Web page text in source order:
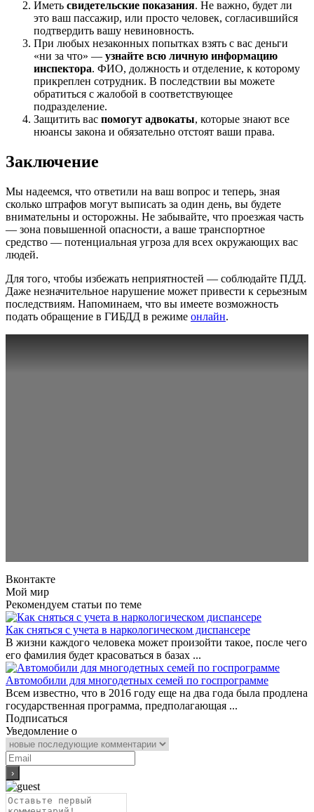
Иметь свидетельские показания. Не важно, будет ли
это ваш пассажир, или просто человек, согласившийся
подтвердить вашу невиновность.
При любых незаконных попытках взять с вас деньги
«ни за что» — узнайте всю личную информацию
инспектора. ФИО, должность и отделение, к которому
прикреплен сотрудник. В последствии вы можете
обратиться с жалобой в соответствующее
подразделение.
Защитить вас помогут адвокаты, которые знают все
нюансы закона и обязательно отстоят ваши права.
Заключение
Мы надеемся, что ответили на ваш вопрос и теперь, зная
сколько штрафов могут выписать за один день, вы будете
внимательны и осторожны. Не забывайте, что проезжая часть
— зона повышенной опасности, а ваше транспортное
средство — потенциальная угроза для всех окружающих вас
людей.
Для того, чтобы избежать неприятностей — соблюдайте ПДД.
Даже незначительное нарушение может привести к серьезным
последствиям. Напоминаем, что вы имеете возможность
подать обращение в ГИБДД в режиме онлайн.
Вконтакте
Мой мир
Рекомендуем статьи по теме
Как сняться с учета в наркологическом диспансере
В жизни каждого человека может произойти такое, после чего
его фамилия будет красоваться в базах ...
Автомобили для многодетных семей по госпрограмме
Всем известно, что в 2016 году еще на два года была продлена
государственная программа, предполагающая ...
Подписаться
Уведомление о